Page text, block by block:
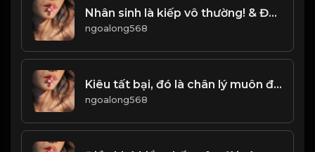
Nhân sinh là kiếp vô thường! & Đạo
ngoalong568
Kiêu tất bại, đó là chân lý muôn đời! & Đạo
ngoalong568